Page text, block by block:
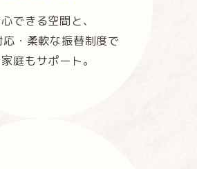
できる空間と、
・柔軟な振替制度で
庭もサポート。